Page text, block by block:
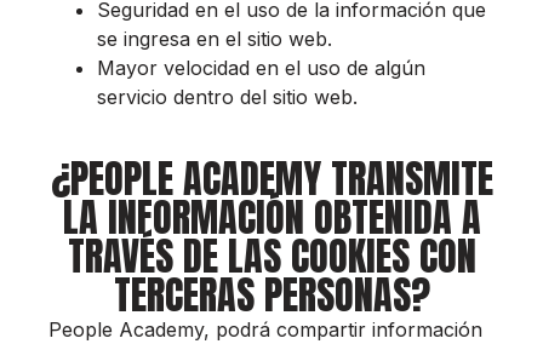
Seguridad en el uso de la información que
se ingresa en el sitio web.
Mayor velocidad en el uso de algún
servicio dentro del sitio web.
¿PEOPLE ACADEMY TRANSMITE
LA INFORMACIÓN OBTENIDA A
TRAVÉS DE LAS COOKIES CON
TERCERAS PERSONAS?
People Academy, podrá compartir información